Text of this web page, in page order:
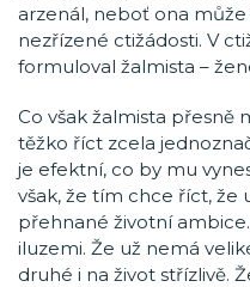
arzenál, neboť ona
nezřízené ctižádosti. V
formuloval žalmista –
Co však žalmista přesně
těžko říct zcela
je efektní, co by mu
však, že tím chce říct, že
přehnané životní
iluzemi. Že už nemá
druhé i na život střízlivě.